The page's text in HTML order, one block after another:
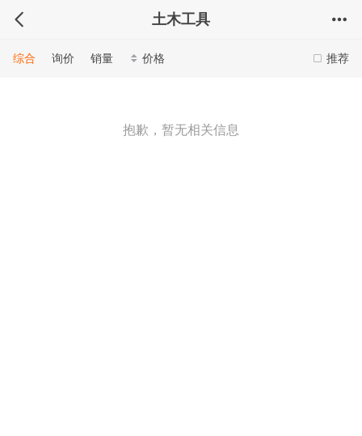
土木工具
推荐
综合 询价 销量 价格
抱歉，暂无相关信息